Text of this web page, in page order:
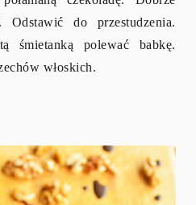
Odstawić do przestudzenia.
śmietanką polewać babkę.
włoskich.